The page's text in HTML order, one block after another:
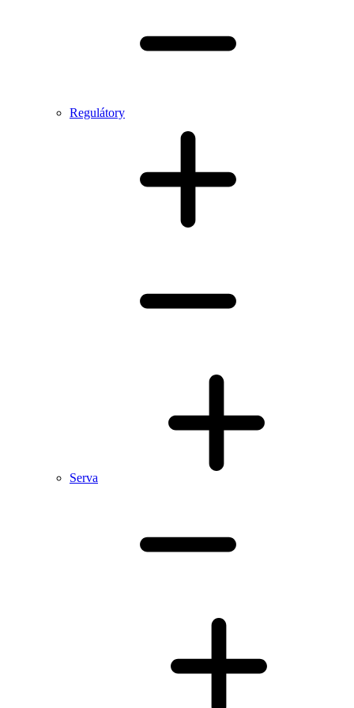
Regulátory
Serva